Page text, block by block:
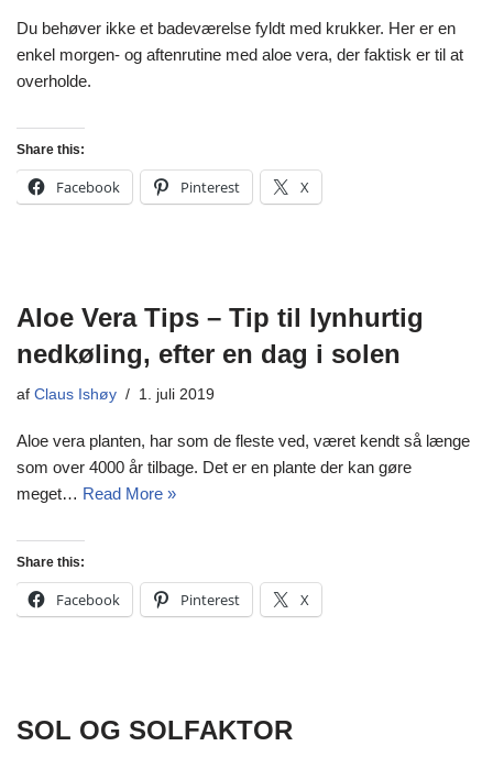
Du behøver ikke et badeværelse fyldt med krukker. Her er en
enkel morgen- og aftenrutine med aloe vera, der faktisk er til at
overholde.
Share this:
Facebook Pinterest X
Aloe Vera Tips – Tip til lynhurtig
nedkøling, efter en dag i solen
af Claus Ishøy 1. juli 2019
Aloe vera planten, har som de fleste ved, været kendt så længe
som over 4000 år tilbage. Det er en plante der kan gøre
meget… Read More »
Share this:
Facebook Pinterest X
SOL OG SOLFAKTOR